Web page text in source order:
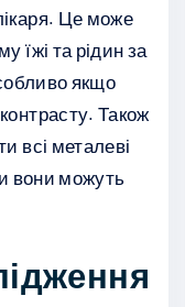
Це може
їжі та рідин за
якщо
Також
всі металеві
вони можуть